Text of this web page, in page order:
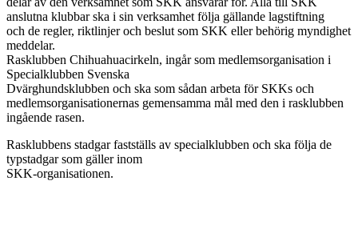
anslutna klubbar ska i sin verksamhet följa gällande lagstiftning
och de regler, riktlinjer och beslut som SKK eller behörig myndighet
meddelar.
Rasklubben Chihuahuacirkeln, ingår som medlemsorganisation i
Specialklubben Svenska
Dvärghundsklubben och ska som sådan arbeta för SKKs och
medlemsorganisationernas gemensamma mål med den i rasklubben
ingående rasen.
Rasklubbens stadgar fastställs av specialklubben och ska följa de
typstadgar som gäller inom
SKK-organisationen.